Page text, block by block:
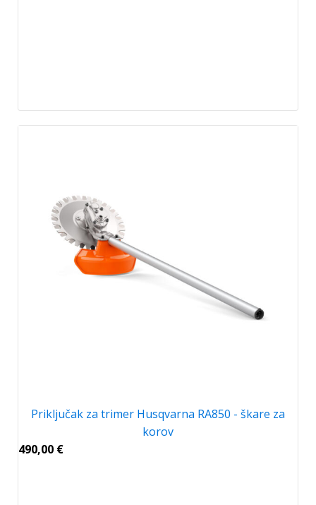
Priključak za trimer Husqvarna RA850 - škare za
korov
490,00 €